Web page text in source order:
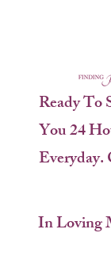
Ready To
You 24
Everyday.
In Loving